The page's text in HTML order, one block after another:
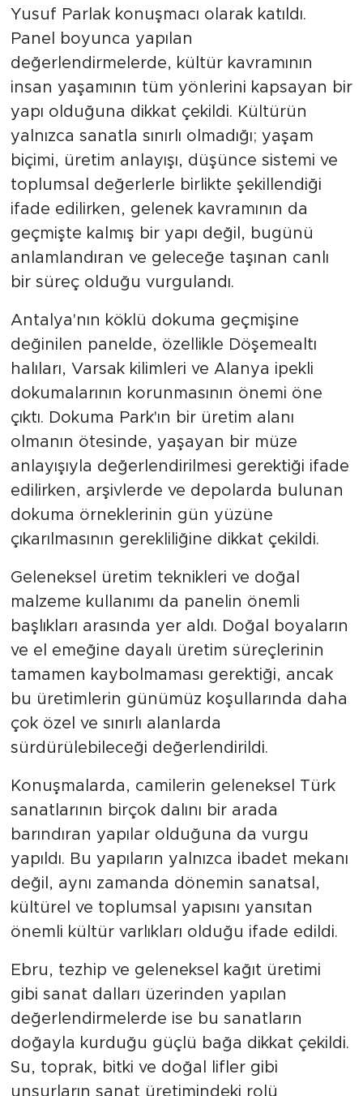
Yusuf Parlak konuşmacı olarak katıldı.
Panel boyunca yapılan
değerlendirmelerde, kültür kavramının
insan yaşamının tüm yönlerini kapsayan bir
yapı olduğuna dikkat çekildi. Kültürün
yalnızca sanatla sınırlı olmadığı; yaşam
biçimi, üretim anlayışı, düşünce sistemi ve
toplumsal değerlerle birlikte şekillendiği
ifade edilirken, gelenek kavramının da
geçmişte kalmış bir yapı değil, bugünü
anlamlandıran ve geleceğe taşınan canlı
bir süreç olduğu vurgulandı.
Antalya'nın köklü dokuma geçmişine
değinilen panelde, özellikle Döşemealtı
halıları, Varsak kilimleri ve Alanya ipekli
dokumalarının korunmasının önemi öne
çıktı. Dokuma Park'ın bir üretim alanı
olmanın ötesinde, yaşayan bir müze
anlayışıyla değerlendirilmesi gerektiği ifade
edilirken, arşivlerde ve depolarda bulunan
dokuma örneklerinin gün yüzüne
çıkarılmasının gerekliliğine dikkat çekildi.
Geleneksel üretim teknikleri ve doğal
malzeme kullanımı da panelin önemli
başlıkları arasında yer aldı. Doğal boyaların
ve el emeğine dayalı üretim süreçlerinin
tamamen kaybolmaması gerektiği, ancak
bu üretimlerin günümüz koşullarında daha
çok özel ve sınırlı alanlarda
sürdürülebileceği değerlendirildi.
Konuşmalarda, camilerin geleneksel Türk
sanatlarının birçok dalını bir arada
barındıran yapılar olduğuna da vurgu
yapıldı. Bu yapıların yalnızca ibadet mekanı
değil, aynı zamanda dönemin sanatsal,
kültürel ve toplumsal yapısını yansıtan
önemli kültür varlıkları olduğu ifade edildi.
Ebru, tezhip ve geleneksel kağıt üretimi
gibi sanat dalları üzerinden yapılan
değerlendirmelerde ise bu sanatların
doğayla kurduğu güçlü bağa dikkat çekildi.
Su, toprak, bitki ve doğal lifler gibi
unsurların sanat üretimindeki rolü